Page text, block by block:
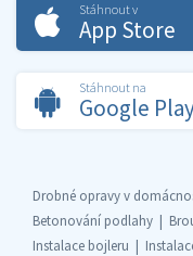
Stáhnout v
App Store
Stáhnout na
Google
Drobné opravy v
Betonování podlahy
Instalace bojleru